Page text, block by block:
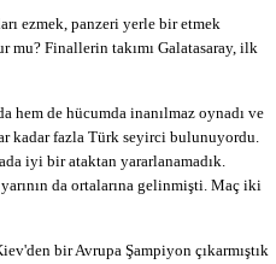
ezmek, panzeri yerle bir etmek
mu? Finallerin takımı Galatasaray, ilk
hem de hücumda inanılmaz oynadı ve
kadar fazla Türk seyirci bulunuyordu.
iyi bir ataktan yararlanamadık.
da ortalarına gelinmişti. Maç iki
bir Avrupa Şampiyon çıkarmıştık